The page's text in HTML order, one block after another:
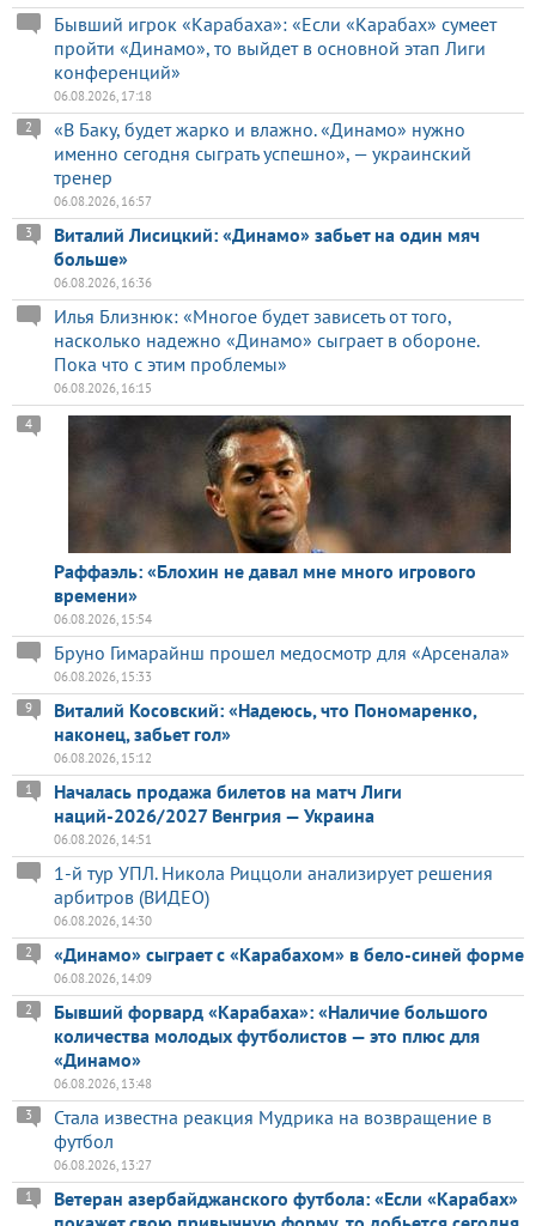
Бывший игрок «Карабаха»: «Если «Карабах» сумеет
пройти «Динамо», то выйдет в основной этап Лиги
конференций»
06.08.2026, 17:18
«В Баку, будет жарко и влажно. «Динамо» нужно
именно сегодня сыграть успешно», — украинский
тренер
2
06.08.2026, 16:57
Виталий Лисицкий: «Динамо» забьет на один мяч
больше»
3
06.08.2026, 16:36
Илья Близнюк: «Многое будет зависеть от того,
насколько надежно «Динамо» сыграет в обороне.
Пока что с этим проблемы»
06.08.2026, 16:15
Раффаэль: «Блохин не давал мне много игрового
времени»
4
06.08.2026, 15:54
Бруно Гимарайнш прошел медосмотр для «Арсенала»
06.08.2026, 15:33
Виталий Косовский: «Надеюсь, что Пономаренко,
наконец, забьет гол»
9
06.08.2026, 15:12
Началась продажа билетов на матч Лиги
наций-2026/2027 Венгрия — Украина
1
06.08.2026, 14:51
1-й тур УПЛ. Никола Риццоли анализирует решения
арбитров (ВИДЕО)
06.08.2026, 14:30
«Динамо» сыграет с «Карабахом» в бело-синей форме
2
06.08.2026, 14:09
Бывший форвард «Карабаха»: «Наличие большого
количества молодых футболистов — это плюс для
«Динамо»
2
06.08.2026, 13:48
Стала известна реакция Мудрика на возвращение в
футбол
3
06.08.2026, 13:27
Ветеран азербайджанского футбола: «Если «Карабах»
1